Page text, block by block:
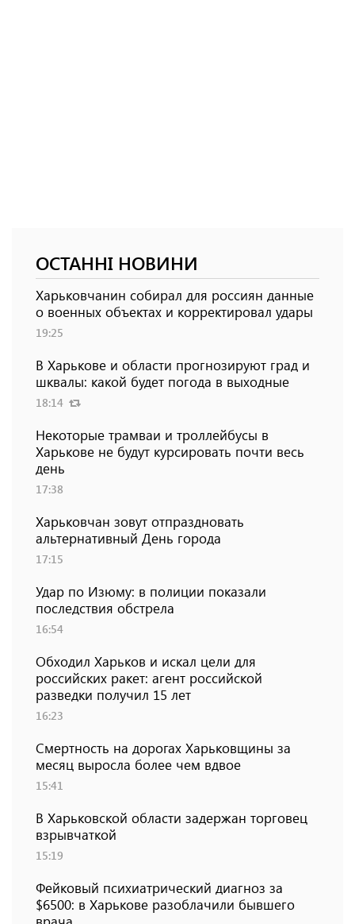
ОСТАННІ НОВИНИ
Харьковчанин собирал для россиян данные
о военных объектах и ​​корректировал удары
19:25
В Харькове и области прогнозируют град и
шквалы: какой будет погода в выходные
18:14
Некоторые трамваи и троллейбусы в
Харькове не будут курсировать почти весь
день
17:38
Харьковчан зовут отпраздновать
альтернативный День города
17:15
Удар по Изюму: в полиции показали
последствия обстрела
16:54
Обходил Харьков и искал цели для
российских ракет: агент российской
разведки получил 15 лет
16:23
Смертность на дорогах Харьковщины за
месяц выросла более чем вдвое
15:41
В Харьковской области задержан торговец
взрывчаткой
15:19
Фейковый психиатрический диагноз за
$6500: в Харькове разоблачили бывшего